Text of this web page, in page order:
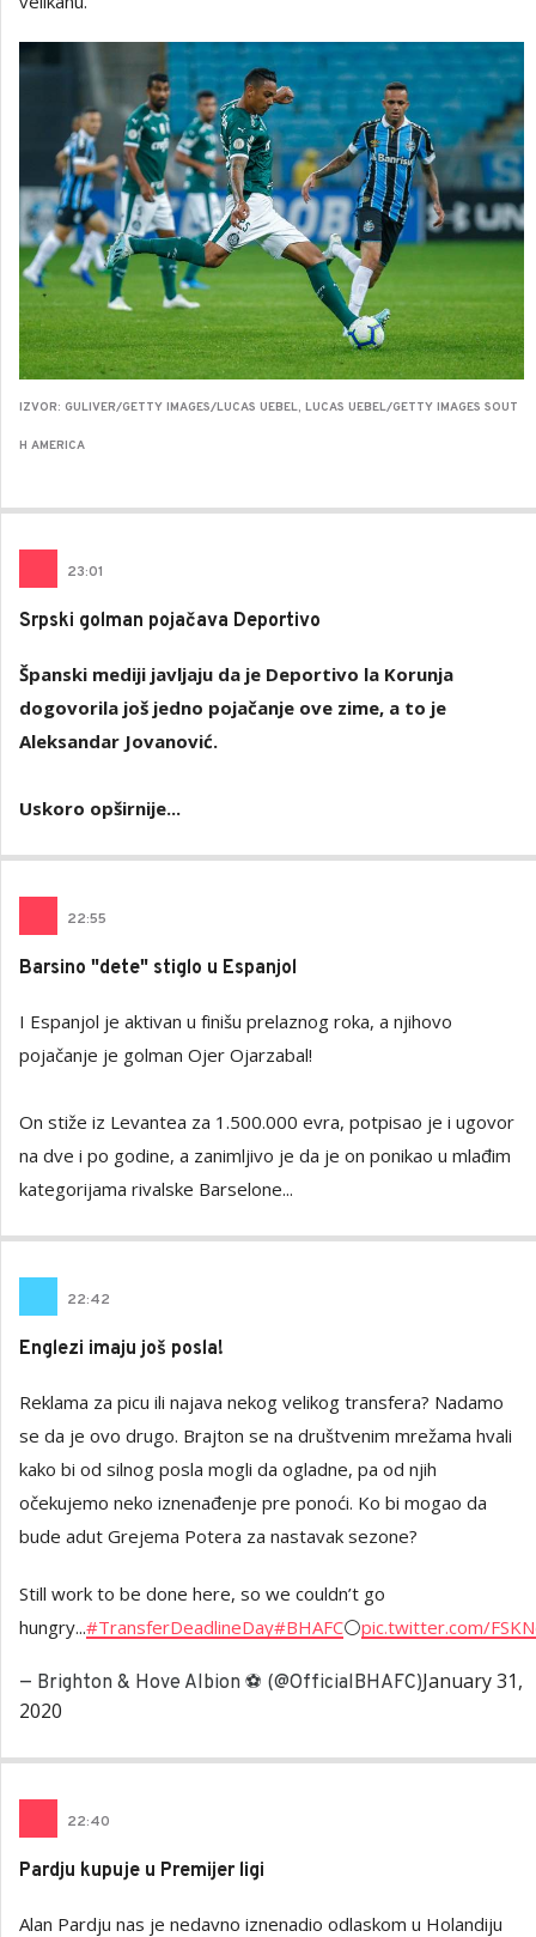
IZVOR: GULIVER/GETTY IMAGES/LUCAS UEBEL, LUCAS UEBEL/GETTY IMAGES SOUT
H AMERICA
23:01
Srpski golman pojačava Deportivo
Španski mediji javljaju da je Deportivo la Korunja
dogovorila još jedno pojačanje ove zime, a to je
Aleksandar Jovanović.
Uskoro opširnije...
22:55
Barsino "dete" stiglo u Espanjol
I Espanjol je aktivan u finišu prelaznog roka, a njihovo
pojačanje je golman Ojer Ojarzabal!
On stiže iz Levantea za 1.500.000 evra, potpisao je i ugovor
na dve i po godine, a zanimljivo je da je on ponikao u mlađim
kategorijama rivalske Barselone...
22:42
Englezi imaju još posla!
Reklama za picu ili najava nekog velikog transfera? Nadamo
se da je ovo drugo. Brajton se na društvenim mrežama hvali
kako bi od silnog posla mogli da ogladne, pa od njih
očekujemo neko iznenađenje pre ponoći. Ko bi mogao da
bude adut Grejema Potera za nastavak sezone?
Still work to be done here, so we couldn’t go
hungry...#TransferDeadlineDay#BHAFC⚪️pic.twitter.com/
— Brighton & Hove Albion ⚽️ (@OfficialBHAFC)January 31,
2020
22:40
Pardju kupuje u Premijer ligi
Alan Pardju nas je nedavno iznenadio odlaskom u Holandiju